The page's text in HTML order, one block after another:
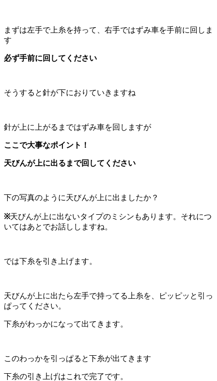
まずは左手で上糸を持って、右手ではずみ車を手前に回しま
す
必ず手前に回してください
そうすると針が下におりていきますね
針が上に上がるまではずみ車を回しますが
ここで大事なポイント！
天びんが上に出るまで回してください
下の写真のように天びんが上に出ましたか？
※天びんが上に出ないタイプのミシンもあります。それにつ
いてはあとでお話ししますね。
では下糸を引き上げます。
天びんが上に出たら左手で持ってる上糸を、ピッピッと引っ
ぱってください。
下糸がわっかになって出てきます。
このわっかを引っぱると下糸が出てきます
下糸の引き上げはこれで完了です。